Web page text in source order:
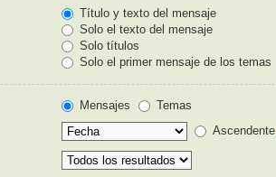
Título y texto del mensaje
Solo el texto del mensaje
Solo títulos
Solo el primer mensaje de los temas
Mensajes
Temas
Ascendente